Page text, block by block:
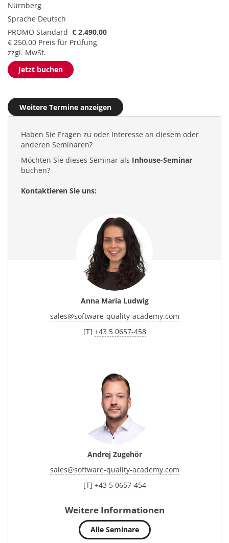
Nürnberg
Sprache Deutsch
PROMO Standard € 2.490,00
€ 250,00 Preis für Prüfung
zzgl. MwSt.
Jetzt buchen
Weitere Termine anzeigen
Haben Sie Fragen zu oder Interesse an diesem oder
anderen Seminaren?
Möchten Sie dieses Seminar als Inhouse-Seminar
buchen?
Kontaktieren Sie uns:
Anna Maria Ludwig
sales@software-quality-academy.com
[T] +43 5 0657-458
Andrej Zugehör
sales@software-quality-academy.com
[T] +43 5 0657-454
Weitere Informationen
Alle Seminare